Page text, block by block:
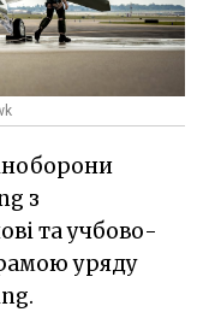
з
та учбово-
уряду